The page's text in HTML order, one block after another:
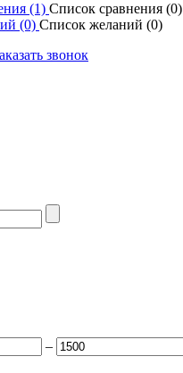
(1) Список сравнения (0)
(0) Список желаний (0)
звонок
–